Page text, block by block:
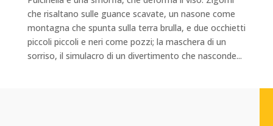
che risaltano sulle guance scavate, un nasone come
montagna che spunta sulla terra brulla, e due occhietti
piccoli piccoli e neri come pozzi; la maschera di un
sorriso, il simulacro di un divertimento che nasconde...